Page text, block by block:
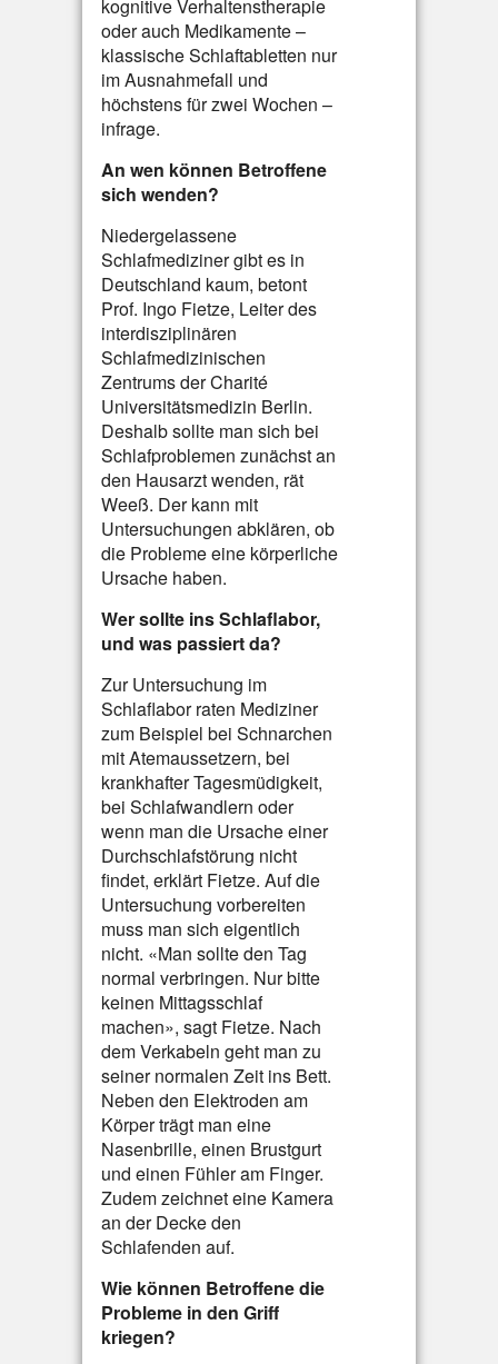
kognitive Verhaltenstherapie
oder auch Medikamente –
klassische Schlaftabletten nur
im Ausnahmefall und
höchstens für zwei Wochen –
infrage.
An wen können Betroffene
sich wenden?
Niedergelassene
Schlafmediziner gibt es in
Deutschland kaum, betont
Prof. Ingo Fietze, Leiter des
interdisziplinären
Schlafmedizinischen
Zentrums der Charité
Universitätsmedizin Berlin.
Deshalb sollte man sich bei
Schlafproblemen zunächst an
den Hausarzt wenden, rät
Weeß. Der kann mit
Untersuchungen abklären, ob
die Probleme eine körperliche
Ursache haben.
Wer sollte ins Schlaflabor,
und was passiert da?
Zur Untersuchung im
Schlaflabor raten Mediziner
zum Beispiel bei Schnarchen
mit Atemaussetzern, bei
krankhafter Tagesmüdigkeit,
bei Schlafwandlern oder
wenn man die Ursache einer
Durchschlafstörung nicht
findet, erklärt Fietze. Auf die
Untersuchung vorbereiten
muss man sich eigentlich
nicht. «Man sollte den Tag
normal verbringen. Nur bitte
keinen Mittagsschlaf
machen», sagt Fietze. Nach
dem Verkabeln geht man zu
seiner normalen Zeit ins Bett.
Neben den Elektroden am
Körper trägt man eine
Nasenbrille, einen Brustgurt
und einen Fühler am Finger.
Zudem zeichnet eine Kamera
an der Decke den
Schlafenden auf.
Wie können Betroffene die
Probleme in den Griff
kriegen?